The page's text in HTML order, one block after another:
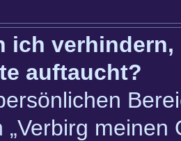
ich
auftaucht?
„Verbirg meinen